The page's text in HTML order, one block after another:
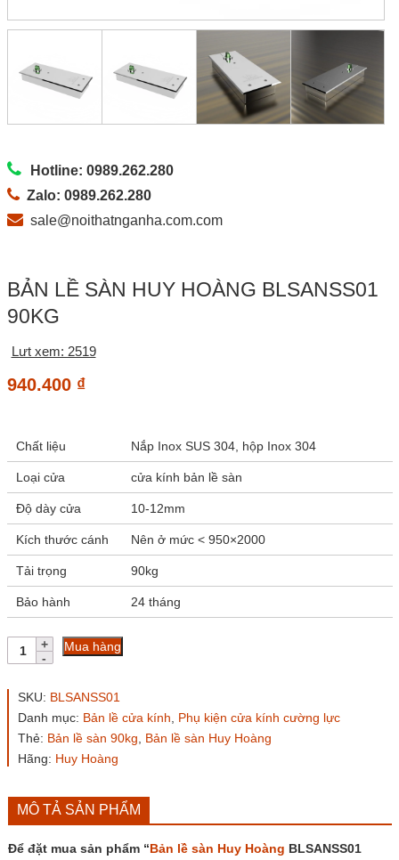
Hotline: 0989.262.280
Zalo: 0989.262.280
sale@noithatnganha.com.com
BẢN LỀ SÀN HUY HOÀNG BLSANSS01
90KG
Lưt xem: 2519
940.400 ₫
Chất liệu Nắp Inox SUS 304, hộp Inox 304
Loại cửa cửa kính bản lề sàn
Độ dày cửa 10-12mm
Kích thước cánh Nên ở mức < 950×2000
Tải trọng 90kg
Bảo hành 24 tháng
Bản
lề
Huy
BLSANSS01
90kg
số
Mua hàng
SKU: BLSANSS01
Danh mục: Bản lề cửa kính
Phụ kiện cửa kính cường lực
Thẻ: Bản lề sàn 90kg
Bản lề sàn Huy Hoàng
Hãng: Huy Hoàng
MÔ TẢ SẢN PHẨM
Để đặt mua sản phẩm “Bản lề sàn Huy Hoàng BLSANSS01